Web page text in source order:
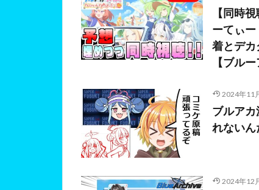
【同時
ーてぃ
着とデカ
【ブル
2024年11
ブルア
れないん
2024年12